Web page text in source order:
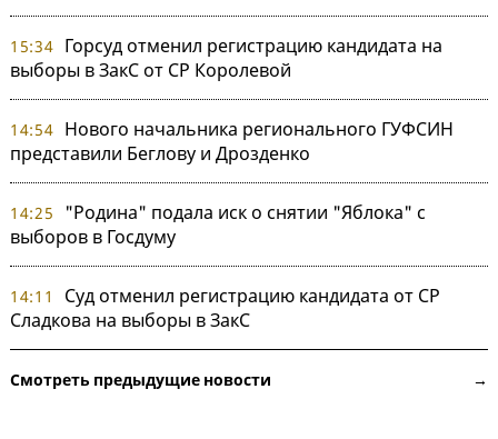
15:34 Горсуд отменил регистрацию кандидата на
выборы в ЗакС от СР Королевой
14:54 Нового начальника регионального ГУФСИН
представили Беглову и Дрозденко
14:25
"Родина" подала иск о снятии "Яблока" с
выборов в Госдуму
14:11
Суд отменил регистрацию кандидата от СР
Сладкова на выборы в ЗакС
Смотреть предыдущие новости →